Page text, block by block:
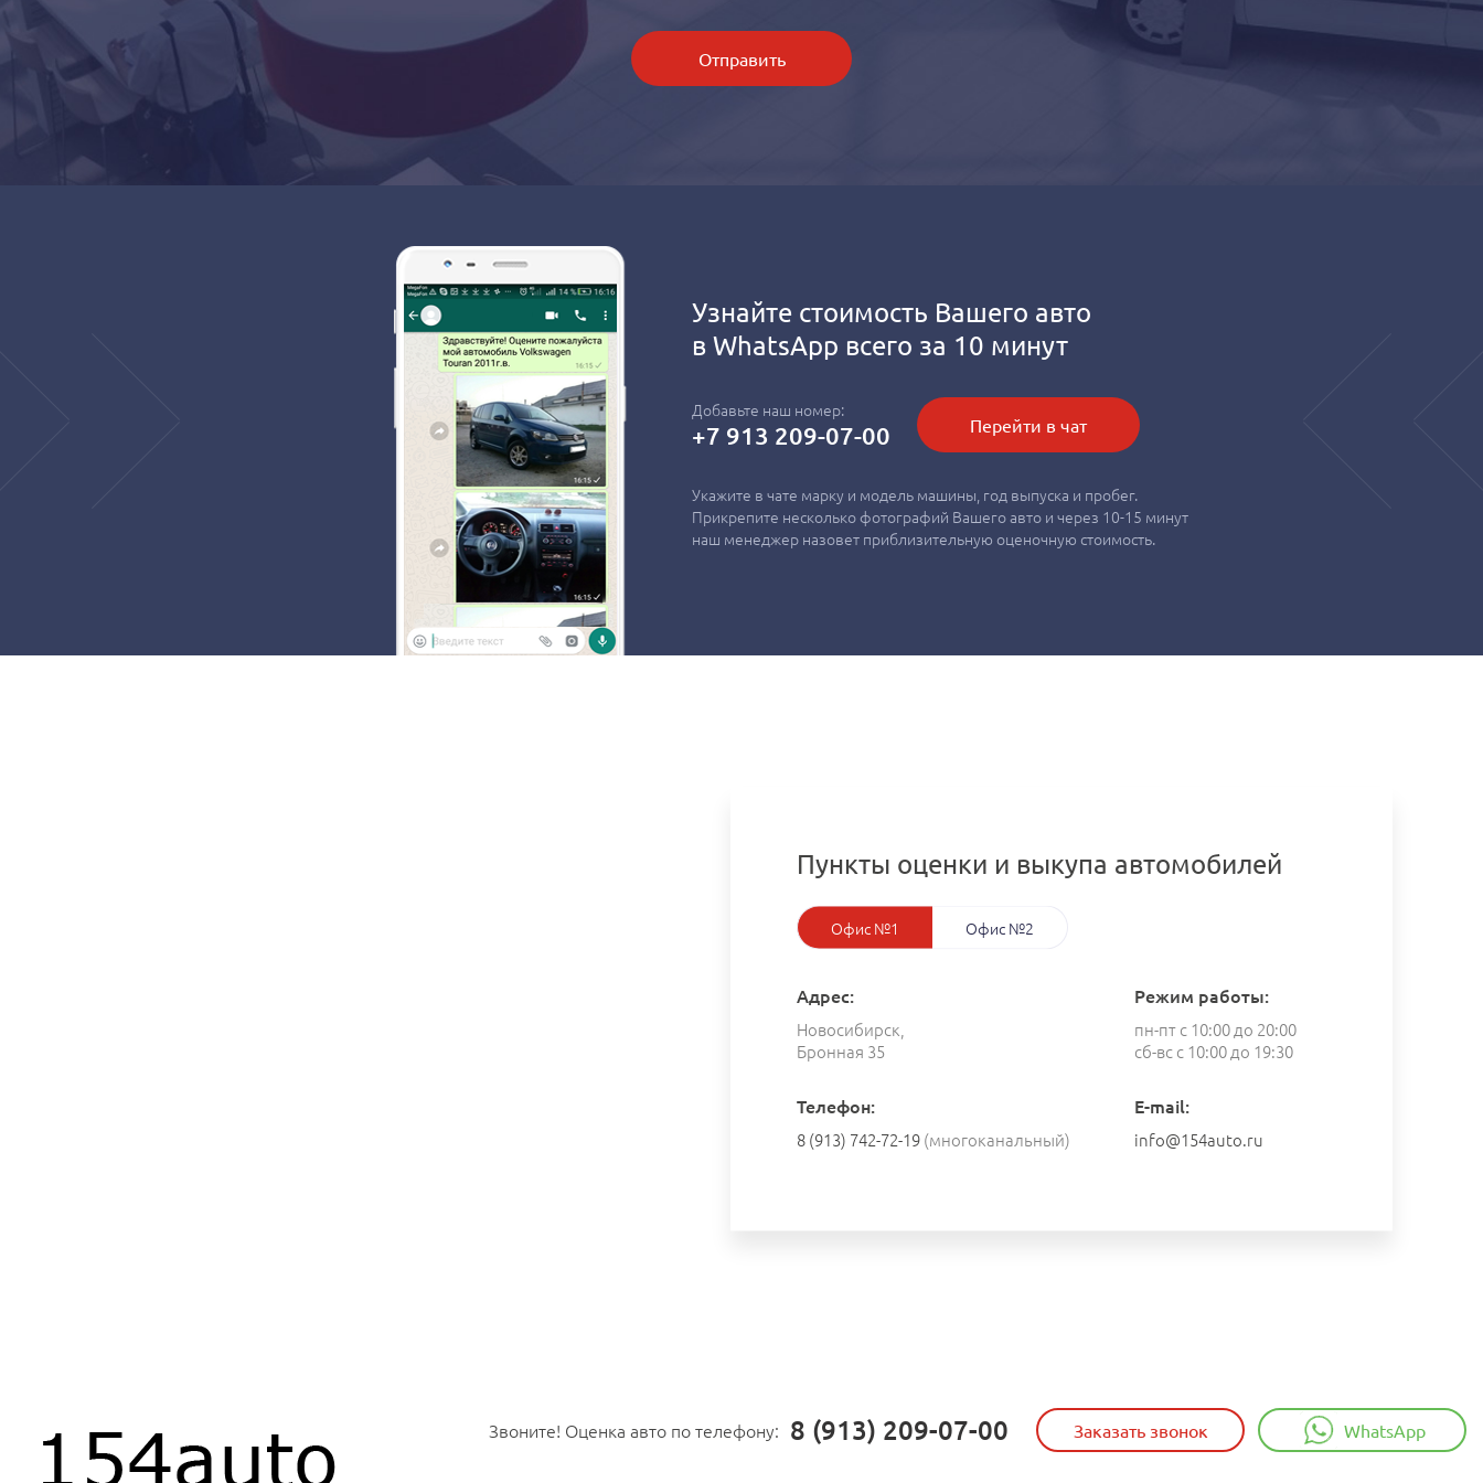
Отправить
Узнайте стоимость Вашего авто
в WhatsApp всего за 10 минут
Добавьте наш номер:
+7 913 209-07-00 Перейти в чат
Укажите в чате марку и модель машины, год выпуска и пробег.
Прикрепите несколько фотографий Вашего авто и через 10-15 минут
наш менеджер назовет приблизительную оценочную стоимость.
Пункты оценки и выкупа автомобилей
Офис №1 Офис №2
Адрес:
Новосибирск,
Бронная 35
Режим работы:
пн-пт с 10:00 до 20:00
сб-вс с 10:00 до 19:30
Телефон:
8 (913) 742-72-19(многоканальный)
E-mail:
info@154auto.ru
Звоните! Оценка авто по телефону: 8 (913) 209-07-00 Заказать звонок WhatsApp